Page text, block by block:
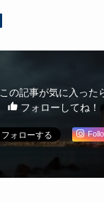
この記事が気に入った
フォローしてね！